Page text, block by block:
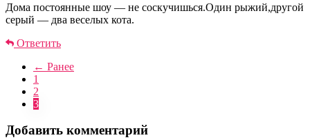
Дома постоянные шоу — не соскучишься.Один рыжий,другой
серый — два веселых кота.
Ответить
← Ранее
1
2
3
Добавить комментарий